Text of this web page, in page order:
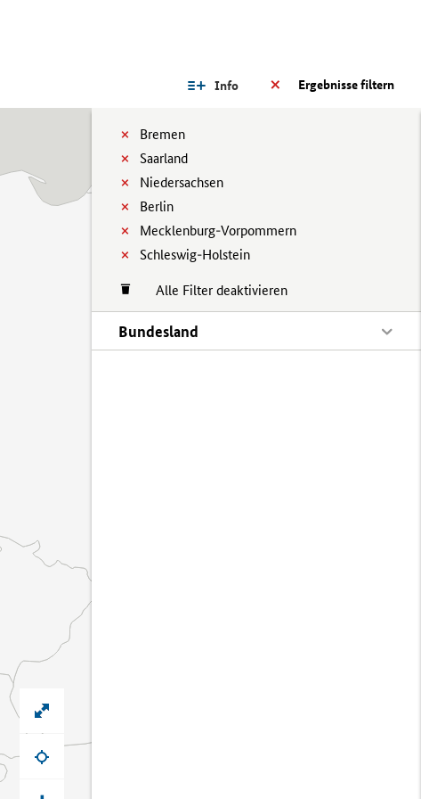
Ergebnisse filtern
Info
Bremen
Saarland
Niedersachsen
Berlin
Mecklenburg-Vorpommern
Schleswig-Holstein
Alle Filter deaktivieren
Bundesland